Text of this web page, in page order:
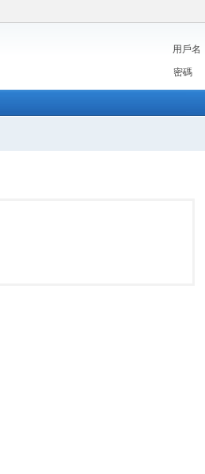
用戶名
密碼